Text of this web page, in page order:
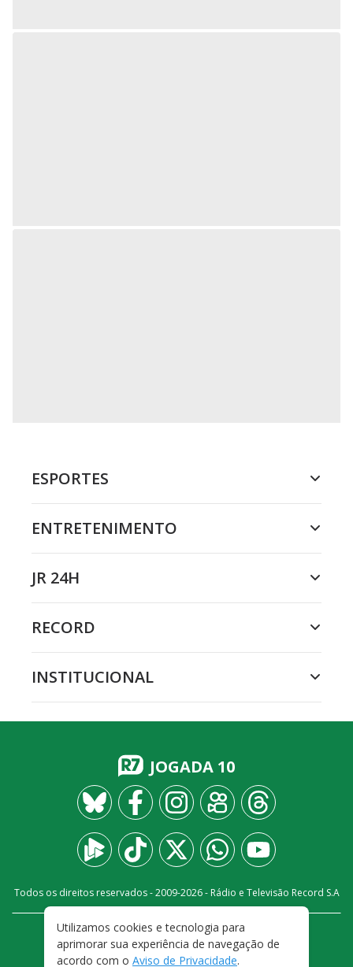
ESPORTES
ENTRETENIMENTO
JR 24H
RECORD
INSTITUCIONAL
JOGADA 10
Todos os direitos reservados - 2009-2026- Rádio e Televisão Record S.A
FALE CONOSCO
PRIVACIDADE
TERMOS E CONDIÇÕES DE USO
Utilizamos cookies e tecnologia para
aprimorar sua experiência de navegação de
acordo com o Aviso de Privacidade.